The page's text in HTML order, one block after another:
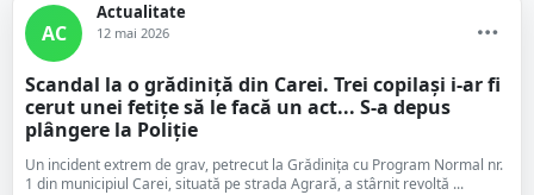
AC
Actualitate
12 mai 2026
Scandal la o grădiniță din Carei. Trei copilași i-ar fi
cerut unei fetițe să le facă un act... S-a depus
plângere la Poliție
Un incident extrem de grav, petrecut la Grădinița cu Program Normal nr.
1 din municipiul Carei, situată pe strada Agrară, a stârnit revoltă ...